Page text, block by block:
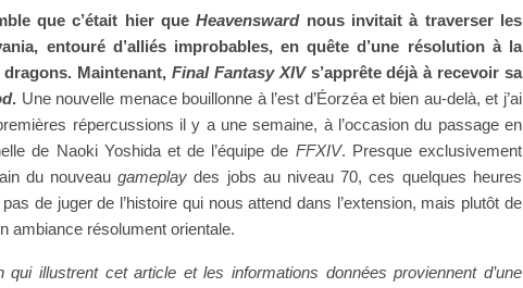
que c’était hier queHeavenswardnous invitait à traverser les
entouré d’alliés improbables, en quête d’une résolution à la
dragons. Maintenant,Final Fantasy XIVs’apprête déjà à recevoir sa
. Une nouvelle menace bouillonne à l’est d’Éorzéa et bien au-delà, et j’ai
répercussions il y a une semaine, à l’occasion du passage en
de Naoki Yoshida et de l’équipe de FFXIV. Presque exclusivement
du nouveaugameplay des jobs au niveau 70, ces quelques heures
de juger de l’histoire qui nous attend dans l’extension, mais plutôt de
ambiance résolument orientale.
qui illustrent cet article et les informations données proviennent d’une